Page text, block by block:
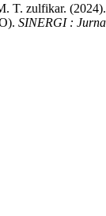
M. T. zulfikar.
SINERGI :